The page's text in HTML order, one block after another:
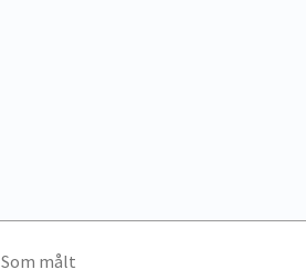
Som målt